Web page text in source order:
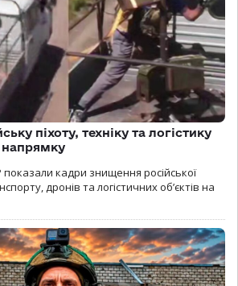
піхоту, техніку та логістику
напрямку
кадри знищення російської
дронів та логістичних об’єктів на